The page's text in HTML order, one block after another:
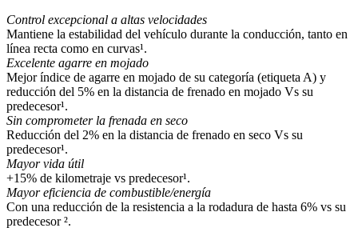
Control excepcional a altas velocidades
Mantiene la estabilidad del vehículo durante la conducción, tanto en
línea recta como en curvas¹.
Excelente agarre en mojado
Mejor índice de agarre en mojado de su categoría (etiqueta A) y
reducción del 5% en la distancia de frenado en mojado Vs su
predecesor¹.
Sin comprometer la frenada en seco
Reducción del 2% en la distancia de frenado en seco Vs su
predecesor¹.
Mayor vida útil
+15% de kilometraje vs predecesor¹.
Mayor eficiencia de combustible/energía
Con una reducción de la resistencia a la rodadura de hasta 6% vs su
predecesor ².